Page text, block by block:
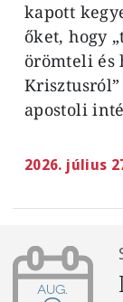
kapott
őket, hogy
örömteli és
apostoli
2026. július
aug.